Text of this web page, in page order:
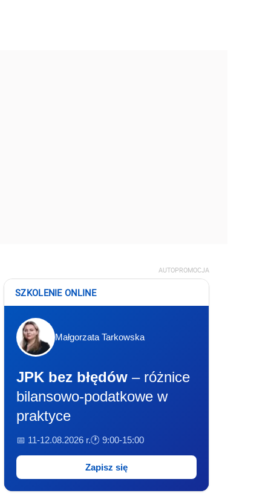
AUTOPROMOCJA
SZKOLENIE ONLINE
Małgorzata Tarkowska
JPK bez błędów – różnice
bilansowo-podatkowe w
praktyce
📅 11-12.08.2026 r.🕐 9:00-15:00
Zapisz się